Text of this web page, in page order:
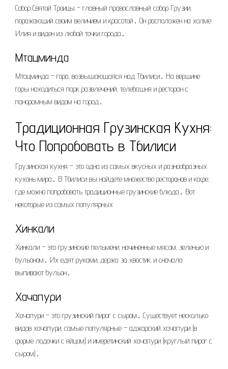
Собор Святой Троицы – главный православный собор Грузии‚
поражающий своим величием и красотой․ Он расположен на холме
Илия и виден из любой точки города․
Мтацминда
Мтацминда – гора‚ возвышающаяся над Тбилиси․ На вершине
горы находиться парк развлечений‚ телебашня и ресторан с
панорамным видом на город․
Традиционная Грузинская Кухня:
Что Попробовать в Тбилиси
Грузинская кухня – это одна из самых вкусных и разнообразных
кухонь мира․ В Тбилиси вы найдете множество ресторанов и кафе‚
где можно попробовать традиционные грузинские блюда․ Вот
некоторые из самых популярных:
Хинкали
Хинкали – это грузинские пельмени‚ начиненные мясом‚ зеленью и
бульоном․ Их едят руками‚ держа за хвостик‚ и сначала
выпивают бульон․
Хачапури
Хачапури – это грузинский пирог с сыром․ Существует несколько
видов хачапури‚ самые популярные – аджарский хачапури (в
форме лодочки с яйцом) и имеретинский хачапури (круглый пирог с
сыром)․